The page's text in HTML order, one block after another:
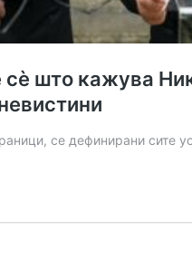
сè што кажува
се дефинирани сите